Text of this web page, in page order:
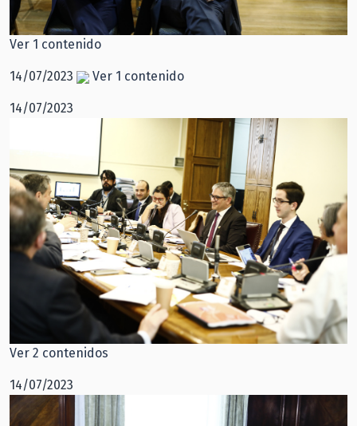
Ver 1 contenido
14/07/2023 Ver 1 contenido
14/07/2023
Ver 2 contenidos
14/07/2023